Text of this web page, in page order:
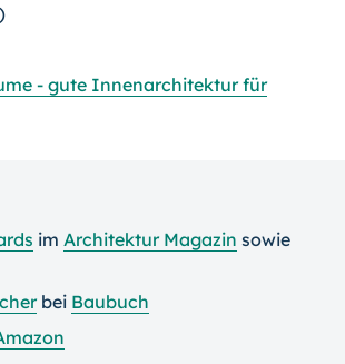
- gute Innenarchitektur für
im Architektur Magazin sowie
bei Baubuch